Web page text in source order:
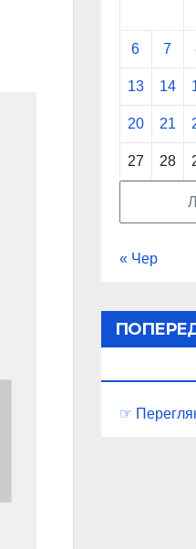
6 7
13 14
20 21
27 28
« Чер
☞